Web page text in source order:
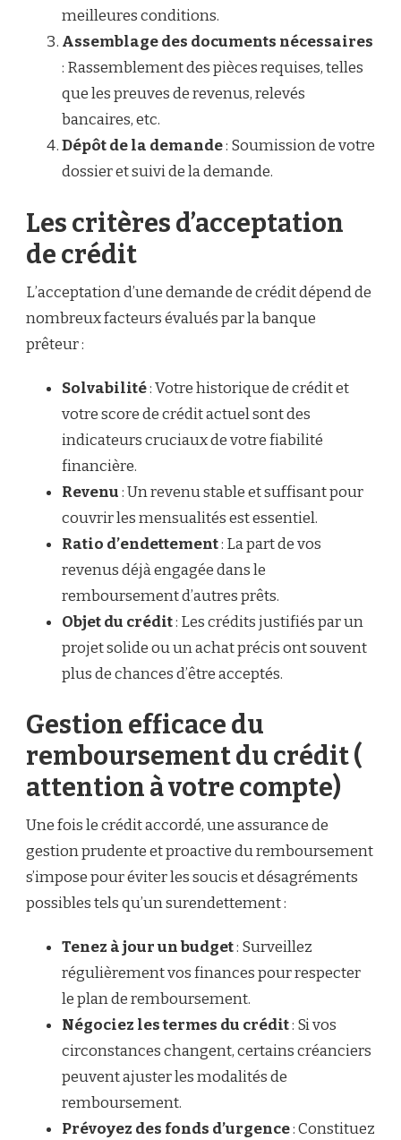
meilleures conditions.
Assemblage des documents nécessaires
: Rassemblement des pièces requises, telles
que les preuves de revenus, relevés
bancaires, etc.
Dépôt de la demande: Soumission de votre
dossier et suivi de la demande.
Les critères d’acceptation
de crédit
L’acceptation d’une demande de crédit dépend de
nombreux facteurs évalués par la banque
prêteur :
Solvabilité: Votre historique de crédit et
votre score de crédit actuel sont des
indicateurs cruciaux de votre fiabilité
financière.
Revenu: Un revenu stable et suffisant pour
couvrir les mensualités est essentiel.
Ratio d’endettement: La part de vos
revenus déjà engagée dans le
remboursement d’autres prêts.
Objet du crédit: Les crédits justifiés par un
projet solide ou un achat précis ont souvent
plus de chances d’être acceptés.
Gestion efficace du
remboursement du crédit (
attention à votre compte)
Une fois le crédit accordé, une assurance de
gestion prudente et proactive du remboursement
s’impose pour éviter les soucis et désagréments
possibles tels qu’un surendettement :
Tenez à jour un budget: Surveillez
régulièrement vos finances pour respecter
le plan de remboursement.
Négociez les termes du crédit: Si vos
circonstances changent, certains créanciers
peuvent ajuster les modalités de
remboursement.
Prévoyez des fonds d’urgence: Constituez